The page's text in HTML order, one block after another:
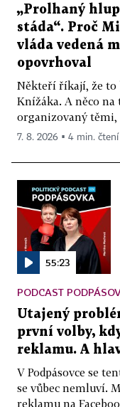
„Prolhaný
stáda“. Proč
vláda vedená
opovrhoval
Někteří říkají, že to
Knížáka. A něco
organizovaný
7. 8. 2026 ▪ 4 min. čtení
55:23
PODCAST
Utajený
první volby,
reklamu. A
V Podpásovce se
se vůbec nemluví.
reklamu na